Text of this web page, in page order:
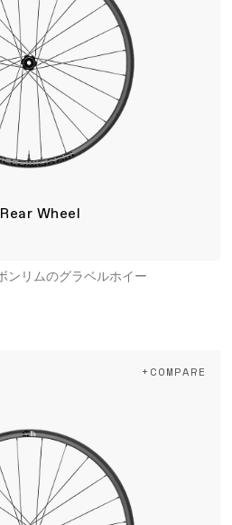
Wheel
リムのグラベルホイー
+COMPARE